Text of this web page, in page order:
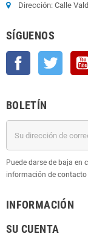
Dirección: Calle
SÍGUENOS
Facebook Twitter
BOLETÍN
Puede darse de baja en
información de contacto
INFORMACIÓN
SU CUENTA